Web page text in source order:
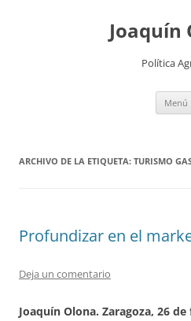
Joaquín
Política
Menú
ARCHIVO DE LA ETIQUETA: TURISMO
Profundizar en el
Deja un comentario
Joaquín Olona. Zaragoza, 26